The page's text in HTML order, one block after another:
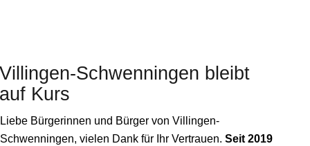
Villingen-Schwenningen bleibt
auf Kurs
Liebe Bürgerinnen und Bürger von Villingen-
Schwenningen, vielen Dank für Ihr Vertrauen. Seit 2019